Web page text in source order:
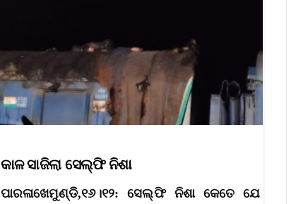
କାଳ ସାଜିଲା ସେଲ୍‌ଫି ନିଶା
ପାରଳାଖେମୁଣ୍ଡିି,୧୬।୧୨: ସେଲ୍‌ଫି ନିଶା କେତେ ଯେ